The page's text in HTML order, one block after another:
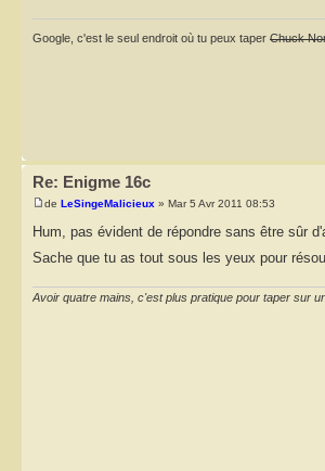
Google, c'est le seul endroit où tu peux taper Chuck
Re: Enigme 16c
de LeSingeMalicieux » Mar 5 Avr 2011 08:53
Hum, pas évident de répondre sans être sûr
Sache que tu as tout sous les yeux pour
Avoir quatre mains, c'est plus pratique pour taper sur